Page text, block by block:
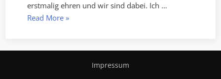
erstmalig ehren und wir sind dabei. Ich …
Read More„Unser
»
Impressum